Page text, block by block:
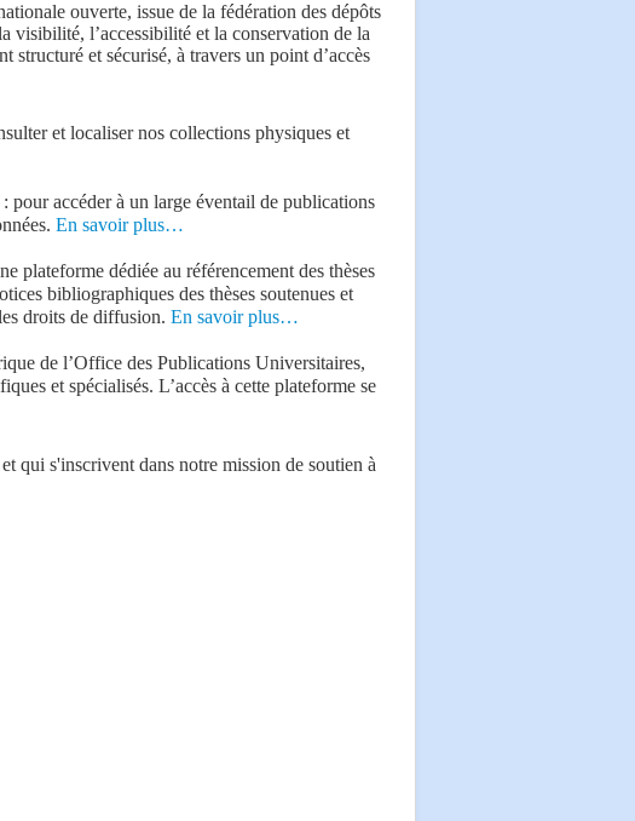
ouverte, issue de la fédération des dépôts
visibilité, l’accessibilité et la conservation de la
structuré et sécurisé, à travers un point d’accès
et localiser nos collections physiques et
pour accéder à un large éventail de publications
En savoir plus…
plateforme dédiée au référencement des thèses
bibliographiques des thèses soutenues et
droits de diffusion. En savoir plus…
de l’Office des Publications Universitaires,
et spécialisés. L’accès à cette plateforme se
qui s'inscrivent dans notre mission de soutien à